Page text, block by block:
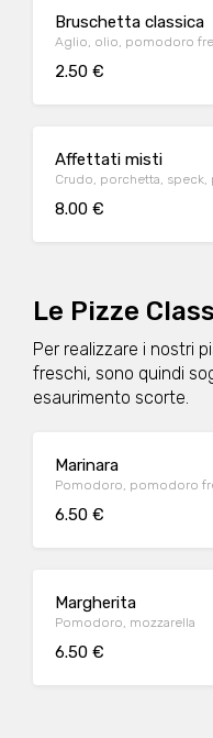
Bruschetta classica
Aglio, olio, pomodoro
2.50 €
Affettati misti
Crudo, porchetta, speck,
8.00 €
Le Pizze
Per realizzare i nostri
freschi, sono quindi
esaurimento scorte.
Marinara
Pomodoro, pomodoro
6.50 €
Margherita
Pomodoro, mozzarella
6.50 €